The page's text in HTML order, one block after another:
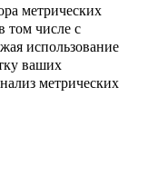
метрических
том числе с
использование
ваших
метрических